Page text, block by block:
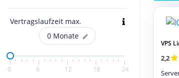
Vertragslaufzeit max.
0 Monate
0 6 12 18 24
VPS
2,2